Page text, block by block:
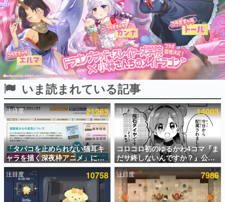
電ファミのいま読まれている記事ランキング
アプリセール情報
インタビュー
連載・特集一覧
殿堂入り記事
SNS拡散数が数千以上！ ページビュー数万以上！ などな
ど。多くの人々に読まれた、電ファミ渾身の“殿堂入り”記
事をまとめました。
ゲームの企画書
名作ゲームクリエイターの方々に製作時のエピソードをお
聞きし、ヒットする企画（ゲーム）とは何か？を探ってい
きます。
赫本
この物語を解いてはいけない。『赫本』は、〈試験問題〉
の形をした短編ホラー小説集です。
いま読まれている記事
注目度 21263
「タバコを止められない猫耳キ
ャラを描く深夜枠アニメ」に視
聴者の一部から批判意見。違法
薬物の使用と思わしき描写も含
めて、BPOが議論を交わす
注目度 14003
コロコロ初のゆるかわ4コマ『ま
だサ終しないんですか？』公開
スタート。主人公は新入社員の
侘石ダイヤ、ゲーム会社を舞台
にトラブルへ対応する社員たち
を描く
注目度 10758 注目度 7986